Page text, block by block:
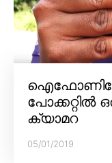
പോക്കറ്റിൽ
ക്യാമറ
05/01/2019